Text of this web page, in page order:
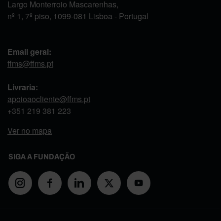
Largo Monterroio Mascarenhas,
nº 1, 7º piso, 1099-081 Lisboa - Portugal
Email geral:
ffms@ffms.pt
Livraria:
apoioaocliente@ffms.pt
+351 219 381 223
Ver no mapa
SIGA A FUNDAÇÃO